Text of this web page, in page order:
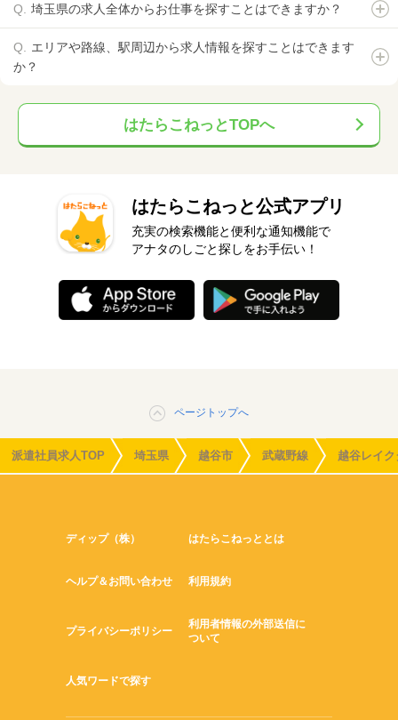
埼玉県の求人全体からお仕事を探すことはできますか？
エリアや路線、駅周辺から求人情報を探すことはできます
か？
はたらこねっとTOPへ
はたらこねっと公式アプリ
充実の検索機能と便利な通知機能で
アナタのしごと探しをお手伝い！
ページトップへ
派遣社員求人TOP 埼玉県 越谷市 武蔵野線 越谷レイ
ディップ（株） はたらこねっととは
ヘルプ＆お問い合わせ 利用規約
プライバシーポリシー
利用者情報の外部送信に
ついて
人気ワードで探す